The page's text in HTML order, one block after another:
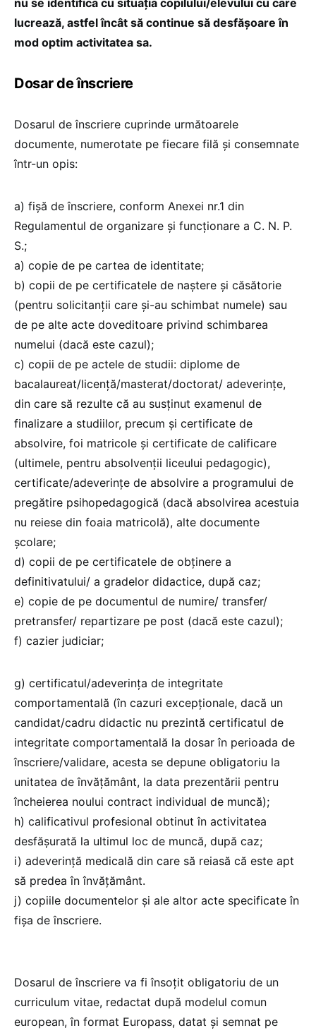
lucrează, astfel încât să continue să desfășoare în
mod optim activitatea sa.
Dosar de înscriere
Dosarul de înscriere cuprinde următoarele
documente, numerotate pe fiecare filă şi consemnate
într-un opis:
a) fișă de înscriere, conform Anexei nr.1 din
Regulamentul de organizare și funcționare a C. N. P.
S.;
a) copie de pe cartea de identitate;
b) copii de pe certificatele de naştere şi căsătorie
(pentru solicitanţii care şi-au schimbat numele) sau
de pe alte acte doveditoare privind schimbarea
numelui (dacă este cazul);
c) copii de pe actele de studii: diplome de
bacalaureat/licenţă/masterat/doctorat/ adeverințe,
din care să rezulte că au susţinut examenul de
finalizare a studiilor, precum și certificate de
absolvire, foi matricole şi certificate de calificare
(ultimele, pentru absolvenţii liceului pedagogic),
certificate/adeverinţe de absolvire a programului de
pregătire psihopedagogică (dacă absolvirea acestuia
nu reiese din foaia matricolă), alte documente
şcolare;
d) copii de pe certificatele de obţinere a
definitivatului/ a gradelor didactice, după caz;
e) copie de pe documentul de numire/ transfer/
pretransfer/ repartizare pe post (dacă este cazul);
f) cazier judiciar;
g) certificatul/adeverinţa de integritate
comportamentală (în cazuri excepţionale, dacă un
candidat/cadru didactic nu prezintă certificatul de
integritate comportamentală la dosar în perioada de
înscriere/validare, acesta se depune obligatoriu la
unitatea de învăţământ, la data prezentării pentru
încheierea noului contract individual de muncă);
h) calificativul profesional obtinut în activitatea
desfăşurată la ultimul loc de muncă, după caz;
i) adeverință medicală din care să reiasă că este apt
să predea în învățământ.
j) copiile documentelor și ale altor acte specificate în
fișa de înscriere.
Dosarul de înscriere va fi însoțit obligatoriu de un
curriculum vitae, redactat după modelul comun
european, în format Europass, datat și semnat pe